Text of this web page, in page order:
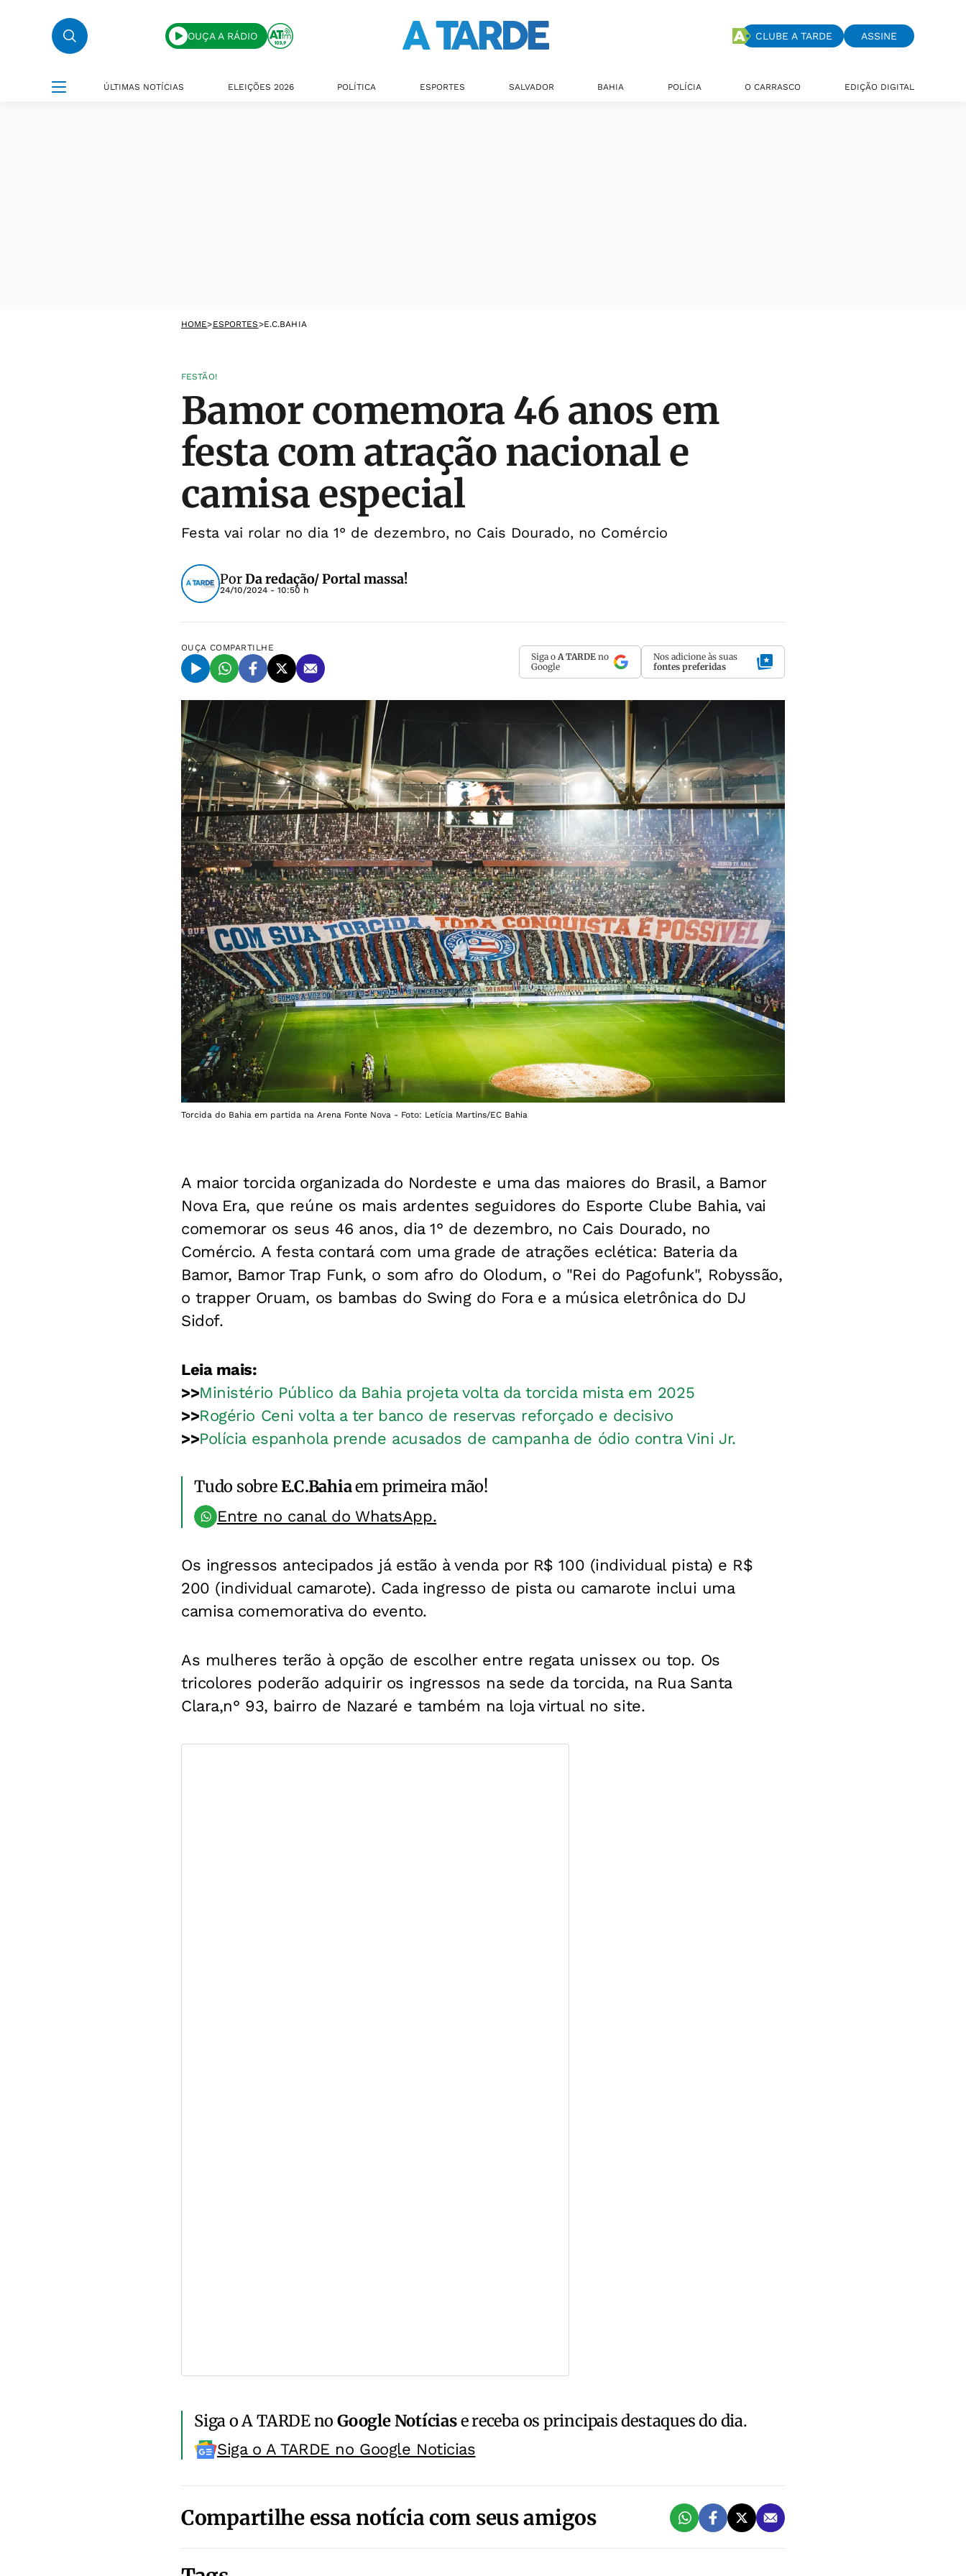
OUÇA A RÁDIO CLUBE A TARDE ASSINE
ÚLTIMAS NOTÍCIAS ELEIÇÕES 2026 POLÍTICA ESPORTES SALVADOR BAHIA POLÍCIA O CARRASCO EDIÇÃO DIGITAL
HOME>ESPORTES>E.C.BAHIA
FESTÃO!
Bamor comemora 46 anos em
festa com atração nacional e
camisa especial
Festa vai rolar no dia 1° de dezembro, no Cais Dourado, no Comércio
PorDa redação/ Portal massa!
24/10/2024 - 10:50 h
OUÇA COMPARTILHE
Siga o A TARDE no
Google
Nos adicione às suas
fontes preferidas
Torcida do Bahia em partida na Arena Fonte Nova - Foto: Letícia Martins/EC Bahia
A maior torcida organizada do Nordeste e uma das maiores do Brasil, a Bamor
Nova Era, que reúne os mais ardentes seguidores do Esporte Clube Bahia, vai
comemorar os seus 46 anos, dia 1° de dezembro, no Cais Dourado, no
Comércio. A festa contará com uma grade de atrações eclética: Bateria da
Bamor, Bamor Trap Funk, o som afro do Olodum, o "Rei do Pagofunk", Robyssão,
o trapper Oruam, os bambas do Swing do Fora e a música eletrônica do DJ
Sidof.
Leia mais:
>>Ministério Público da Bahia projeta volta da torcida mista em 2025
>>Rogério Ceni volta a ter banco de reservas reforçado e decisivo
>>Polícia espanhola prende acusados de campanha de ódio contra Vini Jr.
Tudo sobreE.C.Bahiaem primeira mão!
Entre no canal do WhatsApp.
Os ingressos antecipados já estão à venda por R$ 100 (individual pista) e R$
200 (individual camarote). Cada ingresso de pista ou camarote inclui uma
camisa comemorativa do evento.
As mulheres terão à opção de escolher entre regata unissex ou top. Os
tricolores poderão adquirir os ingressos na sede da torcida, na Rua Santa
Clara,n° 93, bairro de Nazaré e também na loja virtual no site.
Siga o A TARDE noGoogle Notíciase receba os principais destaques do dia.
Siga o A TARDE no Google Noticias
Compartilhe essa notícia com seus amigos